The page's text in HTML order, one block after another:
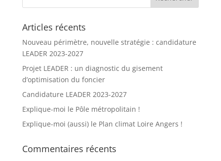
Articles récents
Nouveau périmètre, nouvelle stratégie : candidature
LEADER 2023-2027
Projet LEADER : un diagnostic du gisement
d’optimisation du foncier
Candidature LEADER 2023-2027
Explique-moi le Pôle métropolitain !
Explique-moi (aussi) le Plan climat Loire Angers !
Commentaires récents